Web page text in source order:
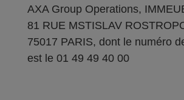
AXA Group Operations,
81 RUE MSTISLAV
75017 PARIS, dont le numéro
est le 01 49 49 40 00